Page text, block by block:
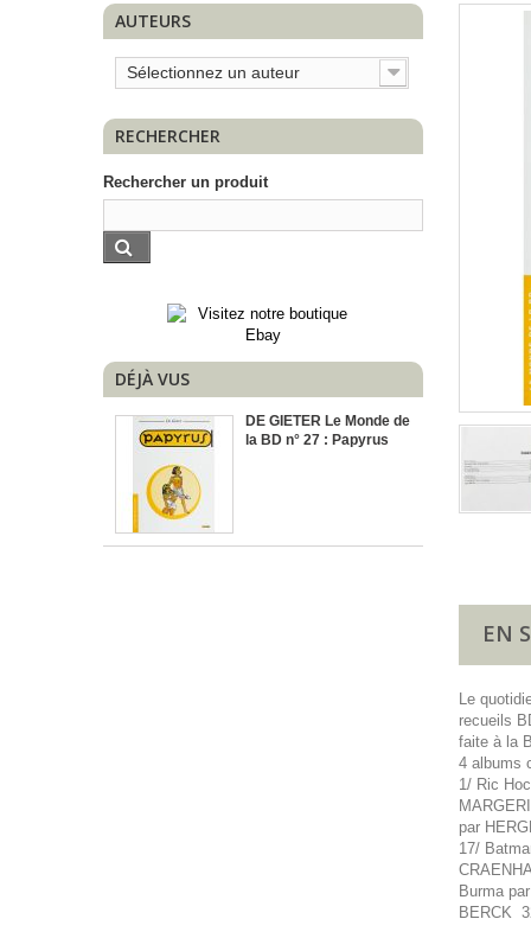
AUTEURS
Sélectionnez un auteur
RECHERCHER
Rechercher un produit
DÉJÀ VUS
DE GIETER Le Monde de
la BD n° 27 : Papyrus
EN
Le
recueils
faite à la
4 albums
1/ Ric
par
17/
Burma
BERCK